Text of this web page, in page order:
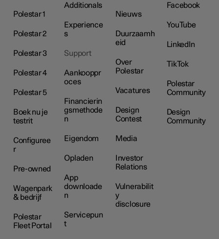
Polestar 1
Polestar 2
Polestar 3
Polestar 4
Polestar 5
Boek nu je
testrit
Configuree
r
Pre-owned
Wagenpark
& bedrijf
Polestar
Fleet Portal
Additionals
Experience
s
Support
Aankooppr
oces
Financierin
gsmethode
n
Eigendom
Opladen
App
downloade
n
Servicepun
t
Nieuws
Duurzaamh
eid
Over
Polestar
Vacatures
Design
Contest
Media
Investor
Relations
Vulnerabilit
y
disclosure
Facebook
YouTube
LinkedIn
TikTok
Polestar
Community
Design
Community